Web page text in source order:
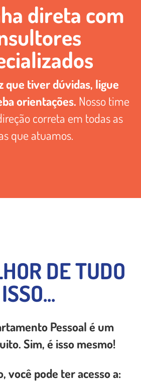
direta com
que tiver dúvidas, ligue
orientações. Nosso time
correta em todas as
que atuamos.
DE TUDO
ISSO...
Pessoal é um
Sim, é isso mesmo!
você pode ter acesso a: